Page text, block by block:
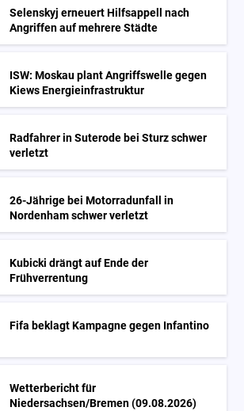
Selenskyj erneuert Hilfsappell nach
Angriffen auf mehrere Städte
ISW: Moskau plant Angriffswelle gegen
Kiews Energieinfrastruktur
Radfahrer in Suterode bei Sturz schwer
verletzt
26-Jährige bei Motorradunfall in
Nordenham schwer verletzt
Kubicki drängt auf Ende der
Frühverrentung
Fifa beklagt Kampagne gegen Infantino
Wetterbericht für
Niedersachsen/Bremen (09.08.2026)